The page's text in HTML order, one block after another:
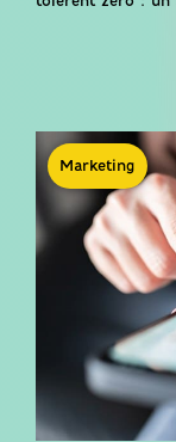
Marketing